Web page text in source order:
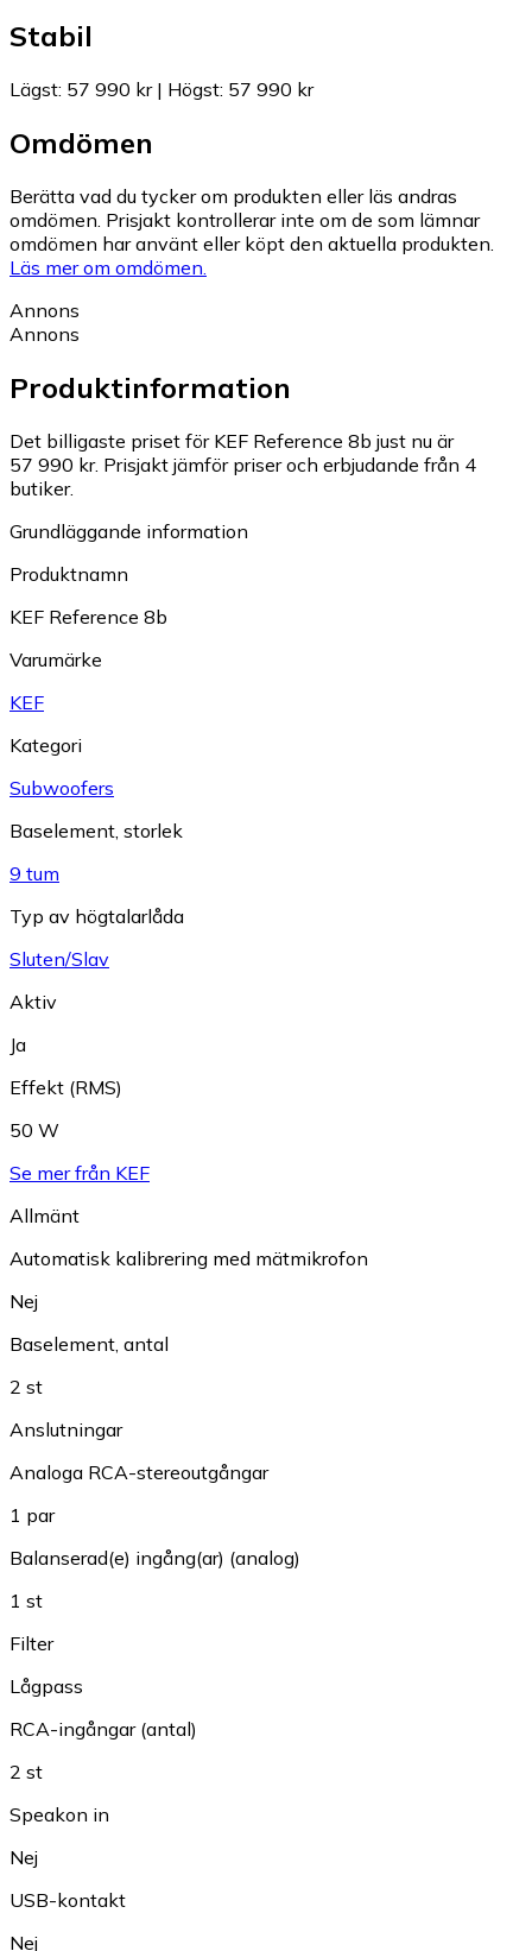
Stabil
Lägst: 57 990 kr| Högst: 57 990 kr
Omdömen
Berätta vad du tycker om produkten eller läs andras
omdömen. Prisjakt kontrollerar inte om de som lämnar
omdömen har använt eller köpt den aktuella produkten.
Läs mer om omdömen.
Annons
Annons
Produktinformation
Det billigaste priset för KEF Reference 8b just nu är
57 990 kr. Prisjakt jämför priser och erbjudande från 4
butiker.
Grundläggande information
Produktnamn
KEF Reference 8b
Varumärke
KEF
Kategori
Subwoofers
Baselement, storlek
9 tum
Typ av högtalarlåda
Sluten/Slav
Aktiv
Ja
Effekt (RMS)
50 W
Se mer från KEF
Allmänt
Automatisk kalibrering med mätmikrofon
Nej
Baselement, antal
2 st
Anslutningar
Analoga RCA-stereoutgångar
1 par
Balanserad(e) ingång(ar) (analog)
1 st
Filter
Lågpass
RCA-ingångar (antal)
2 st
Speakon in
Nej
USB-kontakt
Nej